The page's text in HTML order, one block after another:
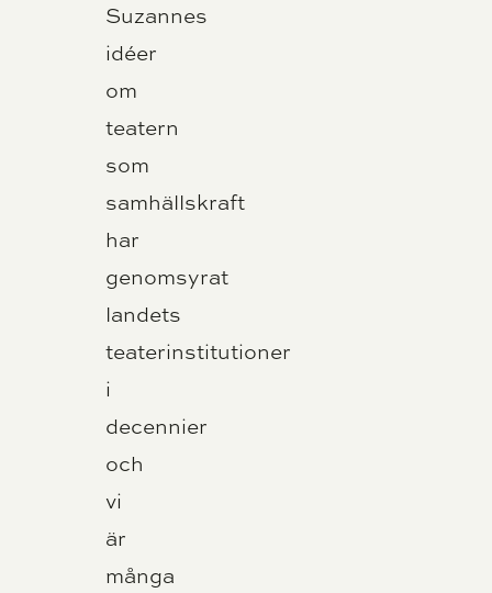
Suzannes
idéer
om
teatern
som
samhällskraft
har
genomsyrat
landets
teaterinstitutioner
i
decennier
och
vi
är
många